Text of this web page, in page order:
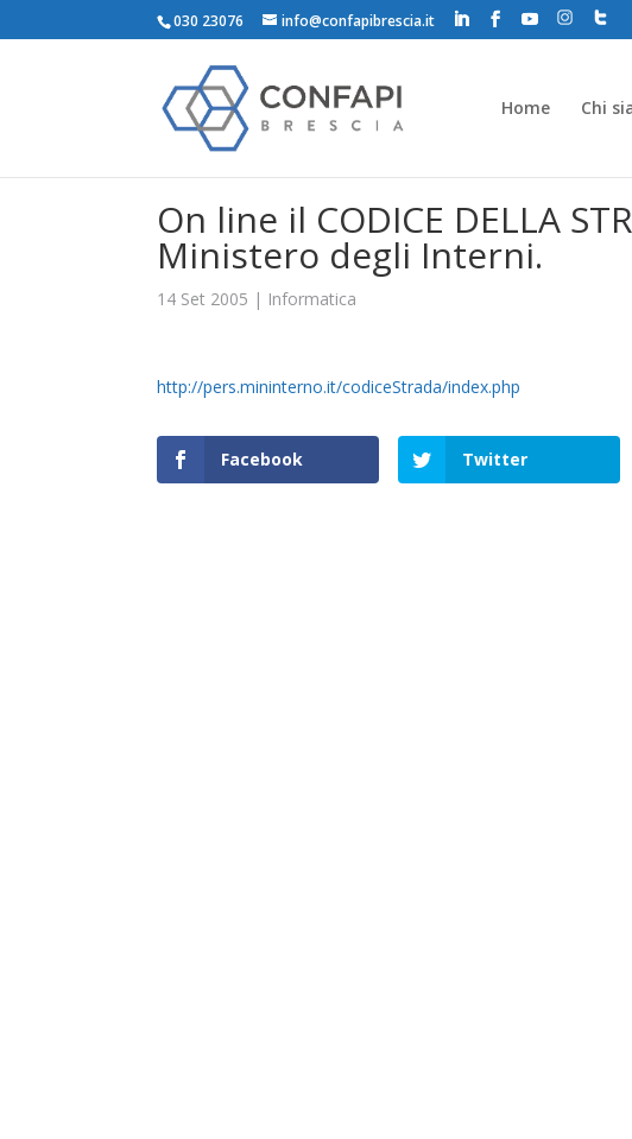
030 23076 info@confapibrescia.it
Home Chi
On line il CODICE DELLA
Ministero degli Interni.
14 Set 2005 | Informatica
http://pers.mininterno.it/codiceStrada/index.php
Facebook Twitter